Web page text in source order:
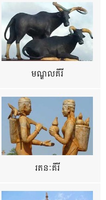
មណ្ឌលគីរី
រតនៈគីរី